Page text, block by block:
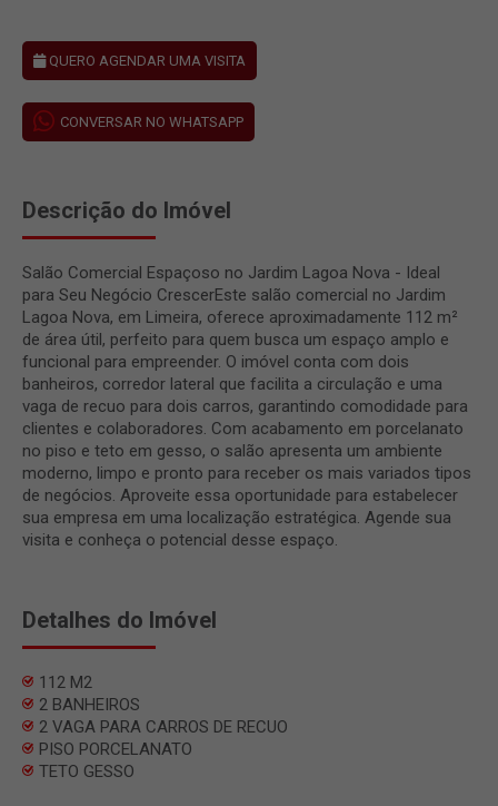
QUERO AGENDAR UMA VISITA
CONVERSAR NO WHATSAPP
Descrição do Imóvel
Salão Comercial Espaçoso no Jardim Lagoa Nova - Ideal
para Seu Negócio CrescerEste salão comercial no Jardim
Lagoa Nova, em Limeira, oferece aproximadamente 112 m²
de área útil, perfeito para quem busca um espaço amplo e
funcional para empreender. O imóvel conta com dois
banheiros, corredor lateral que facilita a circulação e uma
vaga de recuo para dois carros, garantindo comodidade para
clientes e colaboradores. Com acabamento em porcelanato
no piso e teto em gesso, o salão apresenta um ambiente
moderno, limpo e pronto para receber os mais variados tipos
de negócios. Aproveite essa oportunidade para estabelecer
sua empresa em uma localização estratégica. Agende sua
visita e conheça o potencial desse espaço.
Detalhes do Imóvel
112 M2
2 BANHEIROS
2 VAGA PARA CARROS DE RECUO
PISO PORCELANATO
TETO GESSO